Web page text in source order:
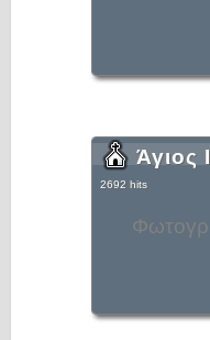
Άγιος
2692 hits